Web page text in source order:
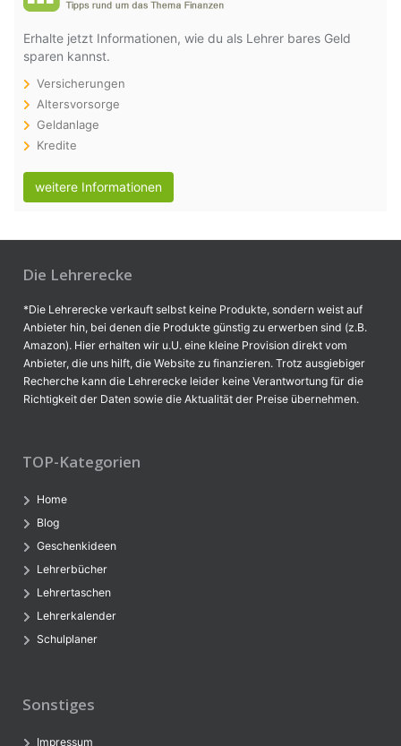
Erhalte jetzt Informationen, wie du als Lehrer bares Geld
sparen kannst.
Versicherungen
Altersvorsorge
Geldanlage
Kredite
weitere Informationen
Die Lehrerecke
*Die Lehrerecke verkauft selbst keine Produkte, sondern weist auf
Anbieter hin, bei denen die Produkte günstig zu erwerben sind (z.B.
Amazon). Hier erhalten wir u.U. eine kleine Provision direkt vom
Anbieter, die uns hilft, die Website zu finanzieren. Trotz ausgiebiger
Recherche kann die Lehrerecke leider keine Verantwortung für die
Richtigkeit der Daten sowie die Aktualität der Preise übernehmen.
TOP-Kategorien
Home
Blog
Geschenkideen
Lehrerbücher
Lehrertaschen
Lehrerkalender
Schulplaner
Sonstiges
Impressum